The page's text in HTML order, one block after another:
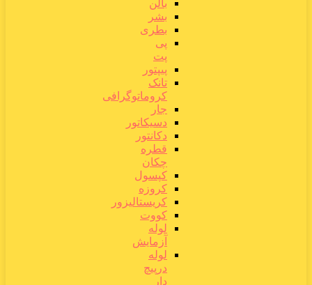
بالن
بشر
بطری
پی
پت
پیپتور
تانک
کروماتوگرافی
جار
دسیکاتور
دکانتور
قطره
چکان
کپسول
کروزه
کریستالیزور
کووت
لوله
آزمایش
لوله
درپیچ
دار